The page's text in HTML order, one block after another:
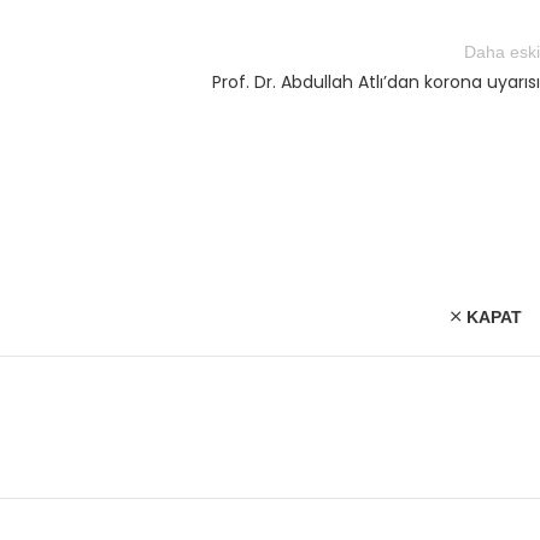
Daha eski
Prof. Dr. Abdullah Atlı’dan korona uyarısı
KAPAT